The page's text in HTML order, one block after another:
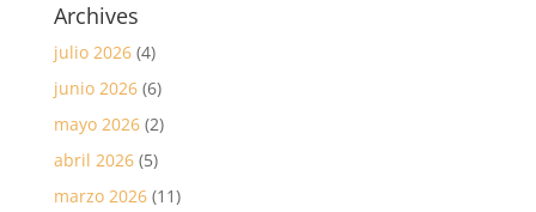
Archives
julio 2026(4)
junio 2026(6)
mayo 2026(2)
abril 2026(5)
marzo 2026(11)